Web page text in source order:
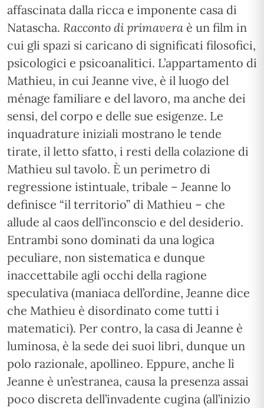
affascinata dalla ricca e imponente casa di
Natascha. Racconto di primavera è un film in
cui gli spazi si caricano di significati filosofici,
psicologici e psicoanalitici. L’appartamento di
Mathieu, in cui Jeanne vive, è il luogo del
ménage familiare e del lavoro, ma anche dei
sensi, del corpo e delle sue esigenze. Le
inquadrature iniziali mostrano le tende
tirate, il letto sfatto, i resti della colazione di
Mathieu sul tavolo. È un perimetro di
regressione istintuale, tribale – Jeanne lo
definisce “il territorio” di Mathieu – che
allude al caos dell’inconscio e del desiderio.
Entrambi sono dominati da una logica
peculiare, non sistematica e dunque
inaccettabile agli occhi della ragione
speculativa (maniaca dell’ordine, Jeanne dice
che Mathieu è disordinato come tutti i
matematici). Per contro, la casa di Jeanne è
luminosa, è la sede dei suoi libri, dunque un
polo razionale, apollineo. Eppure, anche lì
Jeanne è un’estranea, causa la presenza assai
poco discreta dell’invadente cugina (all’inizio